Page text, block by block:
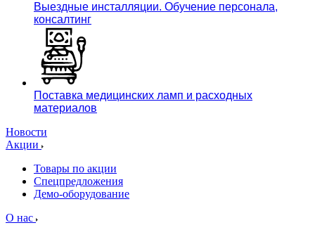
Выездные инсталляции. Обучение персонала,
консалтинг
Поставка медицинских ламп и расходных
материалов
Новости
Акции
Товары по акции
Спецпредложения
Демо-оборудование
О нас